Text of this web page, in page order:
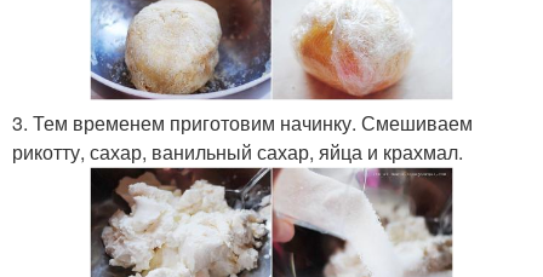
3. Тем временем приготовим начинку. Смешиваем
рикотту, сахар, ванильный сахар, яйца и крахмал.